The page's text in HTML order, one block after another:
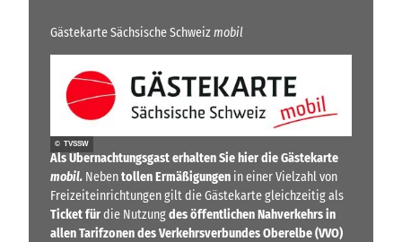
Gästekarte Sächsische Schweizmobil
© TVSSW
Als Übernachtungsgast erhalten Sie hier die Gästekarte
mobil. Nebentollen Ermäßigungen in einer Vielzahl von
Freizeiteinrichtungen gilt die Gästekarte gleichzeitig als
Ticket fürdie Nutzungdes öffentlichen Nahverkehrs in
allen Tarifzonen des Verkehrsverbundes Oberelbe (VVO)